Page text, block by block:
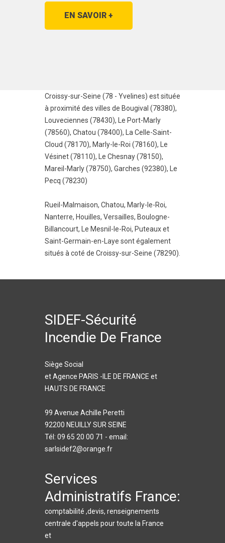
EN SAVOIR +
Croissy-sur-Seine (78 - Yvelines) est située
à proximité des villes de Bougival (78380),
Louveciennes (78430),
Le Port-Marly
(78560), Chatou (78400),
La Celle-Saint-
Cloud (78170), Marly-le-Roi (78160),
Le
Vésinet (78110), Le Chesnay (78150),
Mareil-Marly (78750), Garches (92380),
Le
Pecq (78230)
Rueil-Malmaison, Chatou, Marly-le-Roi,
Nanterre, Houilles, Versailles, Boulogne-
Billancourt, Le Mesnil-le-Roi, Puteauxet
Saint-Germain-en-Laye sont également
situés à coté de Croissy-sur-Seine (78290).
SIDEF-Sécurité
Incendie De France
Siège Social
et Agence PARIS -ILE DE FRANCE et
HAUTS DE FRANCE
99 Avenue Achille Peretti
92200 NEUILLY SUR SEINE
Tél: 09 65 20 00 71 - email:
sarlsidef2@orange.fr
Services
Administratifs France:
comptabilité ,devis, renseignements
centrale d'appels pour toute la France
et